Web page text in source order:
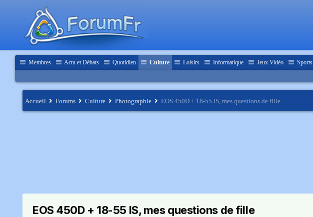
Membres Actu et Débats Quotidien Culture Loisirs Informatique Jeux Vidéo Sports
Accueil Forums Culture Photographie EOS 450D + 18-55 IS, mes questions de fille
EOS 450D + 18-55 IS, mes questions de fille